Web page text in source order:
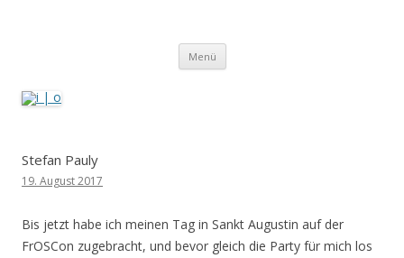
Menü Zum
springen
Stefan Pauly
19. August 2017
Bis jetzt habe ich meinen Tag in Sankt Augustin auf der
FrOSCon zugebracht, und bevor gleich die Party für mich los